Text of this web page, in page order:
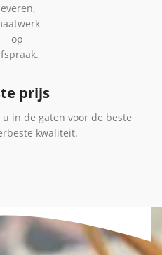
op
prijs
in de gaten voor de beste
kwaliteit.